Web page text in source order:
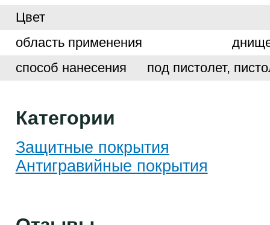
Цвет
область применения
способ нанесения
под пистолет,
Категории
Защитные покрытия
Антигравийные покрытия